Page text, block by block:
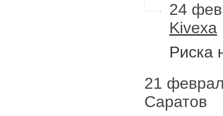
24
Kivexa
Риска
21
Саратов